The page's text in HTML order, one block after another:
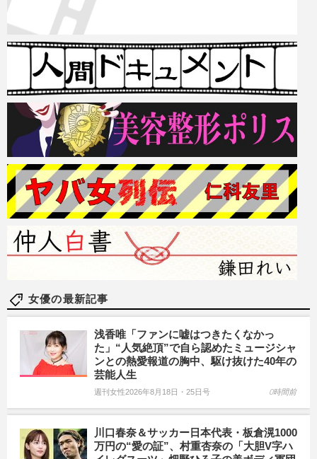
女優の最新記事
浅香唯「ファンに嘘はつきたくなかっ
た」“人気絶頂”で自ら認めたミュージシャ
ンとの熱愛報道の胸中、駆け抜けた40年の
芸能人生
週刊女性2026年8月18日・25日号 0時間前
川口春奈＆サッカー日本代表・板倉滉1000
万円の“愛の証”、村重杏奈の「大胆V字ハ